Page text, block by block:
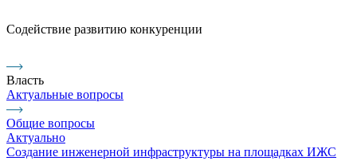
Содействие развитию конкуренции
Власть
Актуальные вопросы
Общие вопросы
Актуально
Создание инженерной инфраструктуры на площадках ИЖС